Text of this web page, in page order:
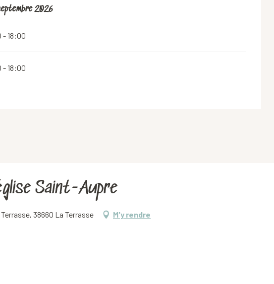
2026
2026
- 18:00
- 18:00
Saint-Aupre
38660 La Terrasse M'y rendre